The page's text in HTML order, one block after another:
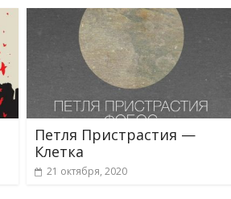
Петля Пристрастия —
Клетка
21 октября, 2020